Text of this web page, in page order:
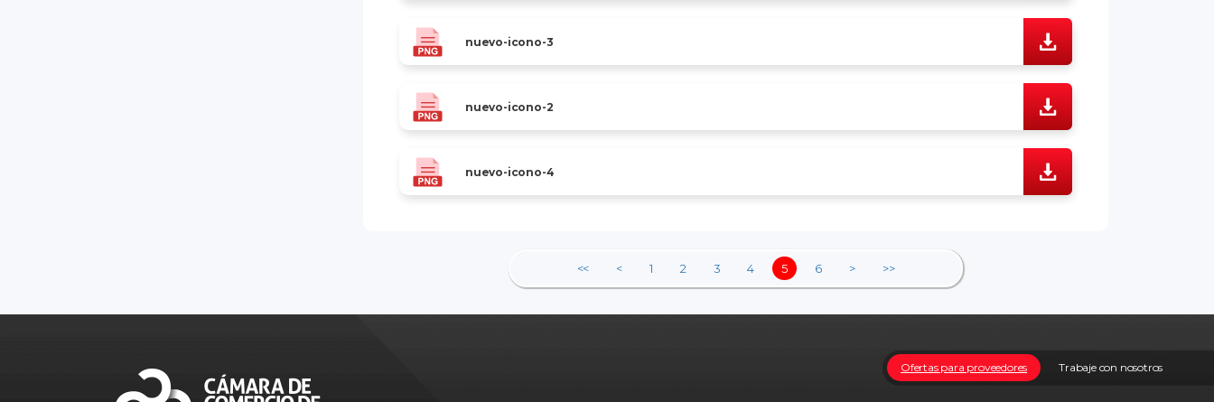
nuevo-icono-3
nuevo-icono-2
nuevo-icono-4
<< < 1 2 3 4 5 6 > >>
Trabaje con nosotros
Ofertas para proveedores